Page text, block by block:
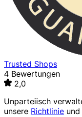
Trusted Shops
4 Bewertungen
2,0
Unparteiisch
unsere Richtlinie und